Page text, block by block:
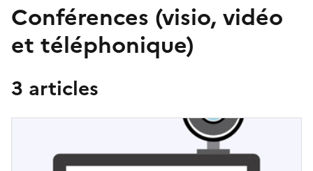
Conférences (visio, vidéo
et téléphonique)
3 articles